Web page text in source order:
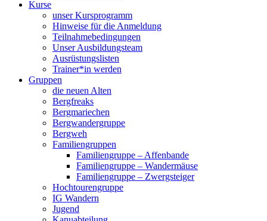
Kurse
unser Kursprogramm
Hinweise für die Anmeldung
Teilnahmebedingungen
Unser Ausbildungsteam
Ausrüstungslisten
Trainer*in werden
Gruppen
die neuen Alten
Bergfreaks
Bergmariechen
Bergwandergruppe
Bergweh
Familiengruppen
Familiengruppe – Affenbande
Familiengruppe – Wandermäuse
Familiengruppe – Zwergsteiger
Hochtourengruppe
IG Wandern
Jugend